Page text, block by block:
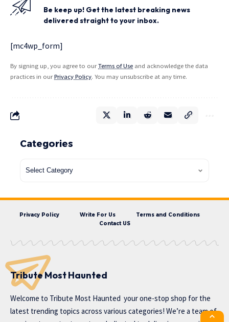
Be keep up! Get the latest breaking news
delivered straight to your inbox.
[mc4wp_form]
By signing up, you agree to ourTerms of Use and acknowledge the data
practices in ourPrivacy Policy. You may unsubscribe at any time.
Categories
Privacy Policy Write For Us
Terms and Conditions
Contact US
Tribute Most Haunted
Welcome to Tribute Most Haunted your one-stop shop for the
latest trending topics across various categories! We’re a team of